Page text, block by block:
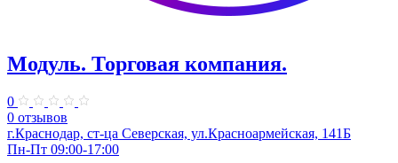
Модуль. Торговая компания.
0
0 отзывов
г.Краснодар, ст-ца Северская, ул.Красноармейская, 141Б
Пн-Пт 09:00-17:00